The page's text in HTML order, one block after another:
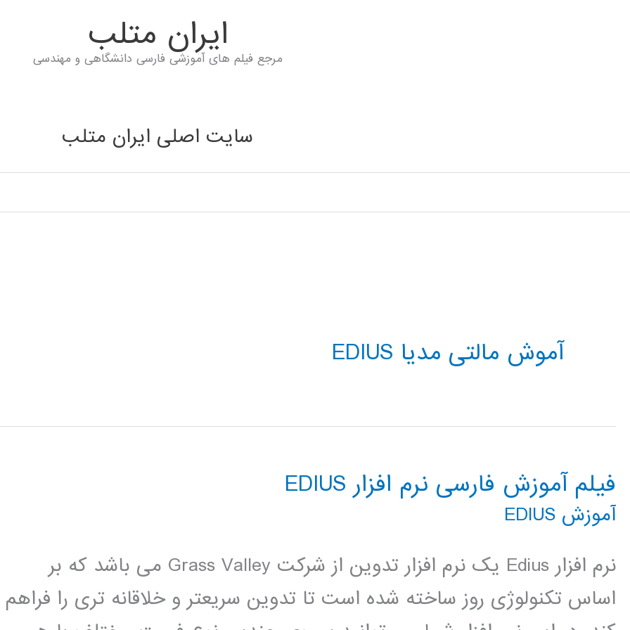
ايران متلب
مرجع فیلم های آموزشی فارسی دانشگاهی و مهندسی
سایت اصلی ایران متلب
آموش مالتی مدیا EDIUS
فیلم آموزش فارسی نرم افزار EDIUS
آموزش EDIUS
نرم افزار Edius یک نرم افزار تدوین از شرکت Grass Valley می باشد که بر
اساس تکنولوژی روز ساخته شده است تا تدوین سریعتر و خلاقانه تری را فراهم